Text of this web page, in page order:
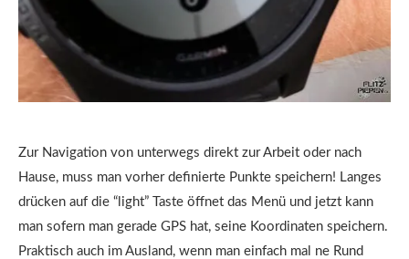
Zur Navigation von unterwegs direkt zur Arbeit oder nach
Hause, muss man vorher definierte Punkte speichern! Langes
drücken auf die “light” Taste öffnet das Menü und jetzt kann
man sofern man gerade GPS hat, seine Koordinaten speichern.
Praktisch auch im Ausland, wenn man einfach mal ne Rund